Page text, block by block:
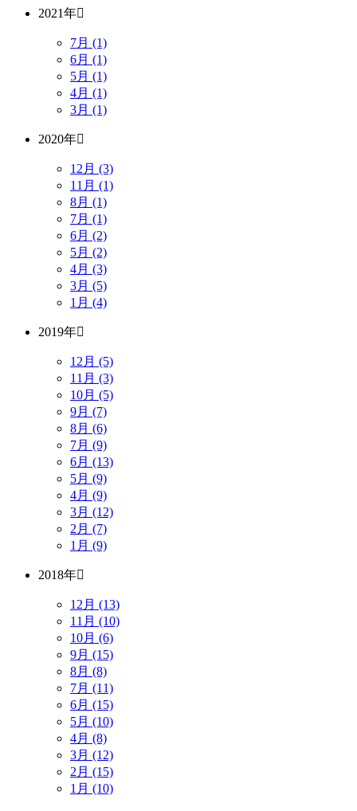
2021年
7月 (1)
6月 (1)
5月 (1)
4月 (1)
3月 (1)
2020年
12月 (3)
11月 (1)
8月 (1)
7月 (1)
6月 (2)
5月 (2)
4月 (3)
3月 (5)
1月 (4)
2019年
12月 (5)
11月 (3)
10月 (5)
9月 (7)
8月 (6)
7月 (9)
6月 (13)
5月 (9)
4月 (9)
3月 (12)
2月 (7)
1月 (9)
2018年
12月 (13)
11月 (10)
10月 (6)
9月 (15)
8月 (8)
7月 (11)
6月 (15)
5月 (10)
4月 (8)
3月 (12)
2月 (15)
1月 (10)